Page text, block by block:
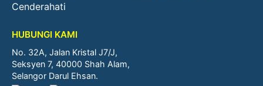
Cenderahati
HUBUNGI KAMI
No. 32A, Jalan Kristal J7/J,
Seksyen 7, 40000 Shah Alam,
Selangor Darul Ehsan.